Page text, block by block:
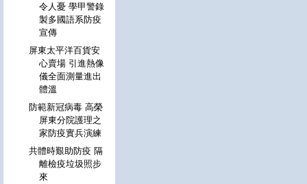
令人憂 學甲警錄
製多國語系防疫
宣傳
屏東太平洋百貨安
心賣場 引進熱像
儀全面測量進出
體溫
防範新冠病毒 高榮
屏東分院護理之
家防疫實兵演練
共體時艱助防疫 隔
離檢疫垃圾照步
來